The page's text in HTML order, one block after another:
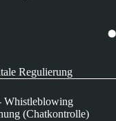
Regulierung
Whistleblowing
(Chatkontrolle)